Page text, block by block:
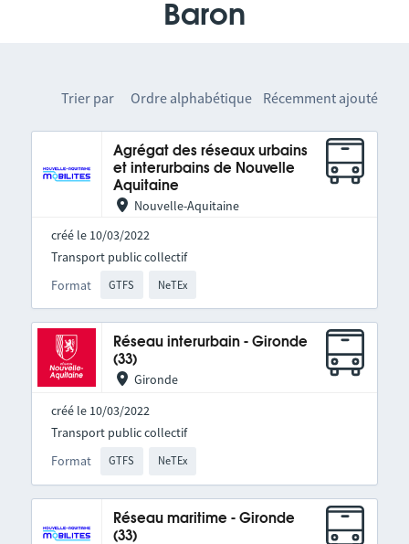
Baron
Trier par Ordre alphabétique Récemment ajouté
Agrégat des réseaux urbains
et interurbains de Nouvelle
Aquitaine
Nouvelle-Aquitaine
créé le 10/03/2022
Format GTFS NeTEx
Transport public collectif
Réseau interurbain - Gironde
(33)
Gironde
créé le 10/03/2022
Format GTFS NeTEx
Transport public collectif
Réseau maritime - Gironde
(33)